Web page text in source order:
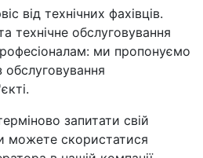
від технічних фахівців.
технічне обслуговування
ми пропонуємо
обслуговування
запитати свій
можете скористатися